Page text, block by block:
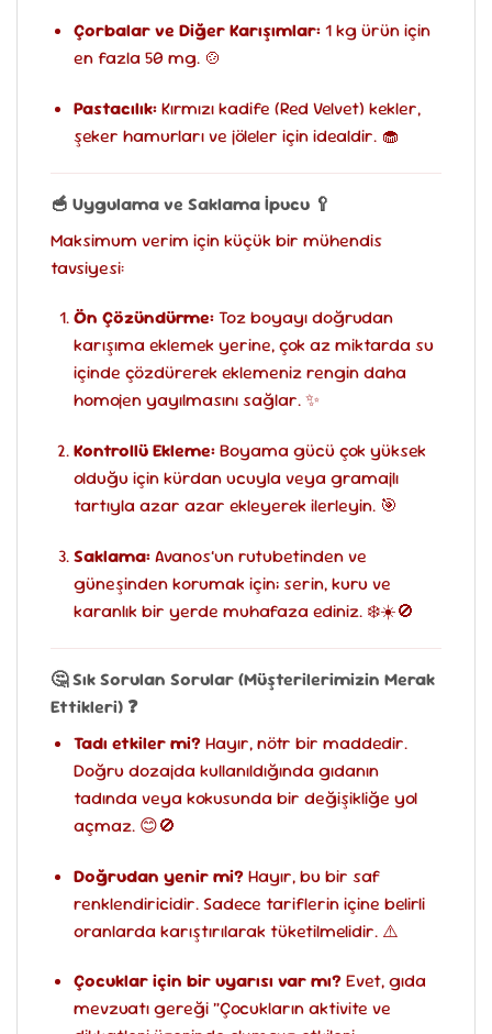
Çorbalar ve Diğer Karışımlar:1 kg ürün için
en fazla 50 mg. 🍲
Pastacılık:Kırmızı kadife (Red Velvet) kekler,
şeker hamurları ve jöleler için idealdir. 🧁
🥣 Uygulama ve Saklama İpucu 🥄
Maksimum verim için küçük bir mühendis
tavsiyesi:
Ön Çözündürme:Toz boyayı doğrudan
karışıma eklemek yerine, çok az miktarda su
içinde çözdürerek eklemeniz rengin daha
homojen yayılmasını sağlar. ✨
Kontrollü Ekleme:Boyama gücü çok yüksek
olduğu için kürdan ucuyla veya gramajlı
tartıyla azar azar ekleyerek ilerleyin. 🎯
Saklama:Avanos’un rutubetinden ve
güneşinden korumak için; serin, kuru ve
karanlık bir yerde muhafaza ediniz. ❄️☀️🚫
🤔 Sık Sorulan Sorular (Müşterilerimizin Merak
Ettikleri) ❓
Tadı etkiler mi?Hayır, nötr bir maddedir.
Doğru dozajda kullanıldığında gıdanın
tadında veya kokusunda bir değişikliğe yol
açmaz. 😊🚫
Doğrudan yenir mi?Hayır, bu bir saf
renklendiricidir. Sadece tariflerin içine belirli
oranlarda karıştırılarak tüketilmelidir. ⚠️
Çocuklar için bir uyarısı var mı?Evet, gıda
mevzuatı gereği “Çocukların aktivite ve